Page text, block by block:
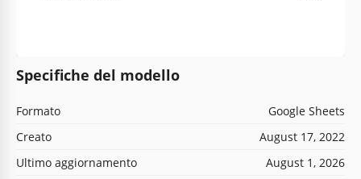
Specifiche del modello
Formato
Google Sheets
Creato
August 17, 2022
Ultimo aggiornamento
August 1, 2026